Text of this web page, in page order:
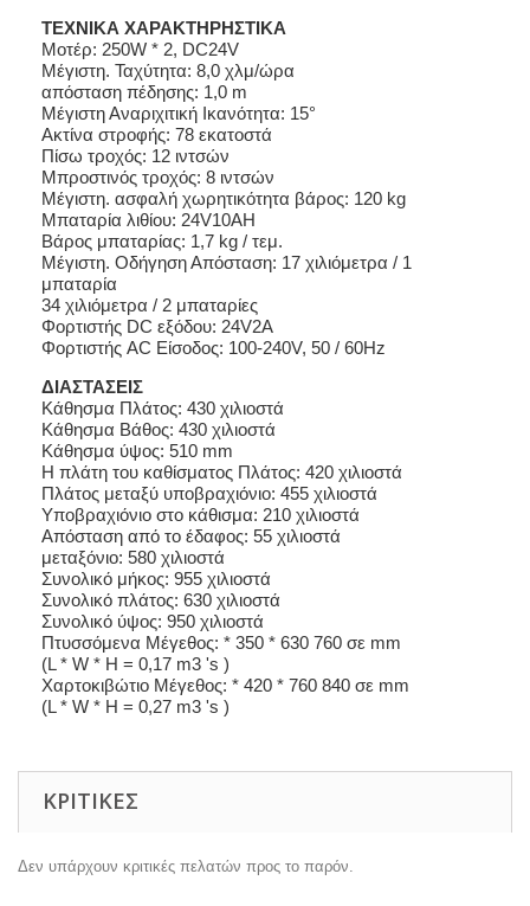
ΤΕΧΝΙΚΑ ΧΑΡΑΚΤΗΡΗΣΤΙΚΑ
Μοτέρ: 250W * 2, DC24V
Μέγιστη. Ταχύτητα: 8,0 χλμ/ώρα
απόσταση πέδησης: 1,0 m
Μέγιστη Αναριχιτική Ικανότητα: 15°
Ακτίνα στροφής: 78 εκατοστά
Πίσω τροχός: 12 ιντσών
Μπροστινός τροχός: 8 ιντσών
Μέγιστη. ασφαλή χωρητικότητα βάρος: 120 kg
Μπαταρία λιθίου: 24V10AH
Βάρος μπαταρίας: 1,7 kg / τεμ.
Μέγιστη. Οδήγηση Απόσταση: 17 χιλιόμετρα / 1
μπαταρία
34 χιλιόμετρα / 2 μπαταρίες
Φορτιστής DC εξόδου: 24V2A
Φορτιστής AC Είσοδος: 100-240V, 50 / 60Hz
ΔΙΑΣΤΑΣΕΙΣ
Κάθησμα Πλάτος: 430 χιλιοστά
Κάθησμα Βάθος: 430 χιλιοστά
Κάθησμα ύψος: 510 mm
Η πλάτη του καθίσματος Πλάτος: 420 χιλιοστά
Πλάτος μεταξύ υποβραχιόνιο: 455 χιλιοστά
Υποβραχιόνιο στο κάθισμα: 210 χιλιοστά
Απόσταση από το έδαφος: 55 χιλιοστά
μεταξόνιο: 580 χιλιοστά
Συνολικό μήκος: 955 χιλιοστά
Συνολικό πλάτος: 630 χιλιοστά
Συνολικό ύψος: 950 χιλιοστά
Πτυσσόμενα Μέγεθος: * 350 * 630 760 σε mm
(L * W * H = 0,17 m3 's )
Χαρτοκιβώτιο Μέγεθος: * 420 * 760 840 σε mm
(L * W * H = 0,27 m3 's )
ΚΡΙΤΙΚΈΣ
Δεν υπάρχουν κριτικές πελατών προς το παρόν.